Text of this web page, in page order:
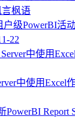
级PowerBI活
22
中使用Excel